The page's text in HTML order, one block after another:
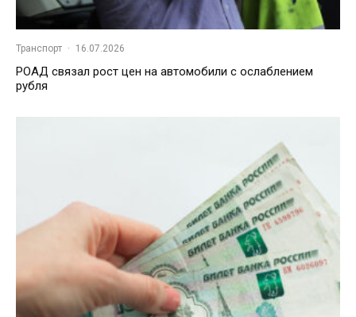
Транспорт · 16.07.2026
РОАД связал рост цен на автомобили с ослаблением
рубля